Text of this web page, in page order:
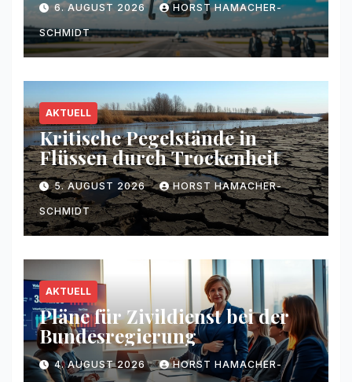
6. AUGUST 2026 HORST HAMACHER-
SCHMIDT
AKTUELL
Kritische Pegelstände in
Flüssen durch Trockenheit
5. AUGUST 2026 HORST HAMACHER-
SCHMIDT
AKTUELL
Pläne für Zivildienst bei der
Bundesregierung
4. AUGUST 2026 HORST HAMACHER-